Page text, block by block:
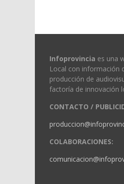
Infoprovincia es una
Local con información
producción de
factoría de innovación
CONTACTO /
COLABORACIONES: